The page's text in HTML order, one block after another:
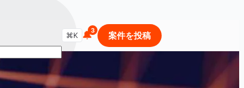
商品・セールを検索...
⌘K 🔔 案件を投稿